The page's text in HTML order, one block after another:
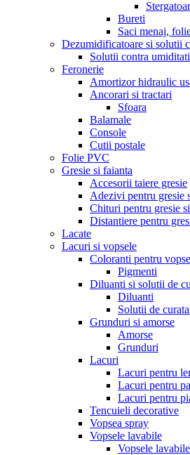
Bureti
Saci menaj,
Dezumidificatoare si solutii
Solutii contra
Feronerie
Amortizor hidraulic
Ancorari si tractari
Sfoara
Balamale
Console
Cutii postale
Folie PVC
Gresie si faianta
Accesorii taiere gresie
Adezivi pentru gresie
Chituri pentru gresie
Distantiere pentru
Lacate
Lacuri si vopsele
Coloranti pentru
Pigmenti
Diluanti si solutii de
Diluanti
Solutii de
Grunduri si amorse
Amorse
Grunduri
Lacuri
Lacuri pentru
Lacuri pentru
Lacuri pentru
Tencuieli decorative
Vopsea spray
Vopsele lavabile
Vopsele